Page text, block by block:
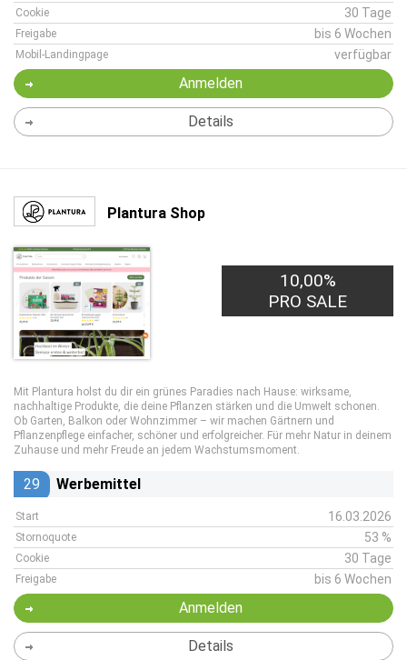
Cookie 30 Tage
Freigabe bis 6 Wochen
Mobil-Landingpage verfügbar
Anmelden
Details
Plantura Shop
10,00%
PRO SALE
Mit Plantura holst du dir ein grünes Paradies nach Hause: wirksame,
nachhaltige Produkte, die deine Pflanzen stärken und die Umwelt schonen.
Ob Garten, Balkon oder Wohnzimmer – wir machen Gärtnern und
Pflanzenpflege einfacher, schöner und erfolgreicher. Für mehr Natur in deinem
Zuhause und mehr Freude an jedem Wachstumsmoment.
29 Werbemittel
Start 16.03.2026
Stornoquote 53 %
Cookie 30 Tage
Freigabe bis 6 Wochen
Anmelden
Details